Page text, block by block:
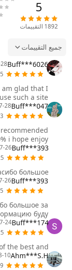
5
1892 التقييمات
جميع التقييمات
Buff***6026
am glad that I
such a site.
Buff***047
(UTC+0)
i hope enjoy
Buff***393
(UTC+0)
большое 🌥️🌥️🌥️🌥️
Buff***393
(UTC+0)
большое за
буду
Buff***174
(UTC+0)
the best and
Ahm***S.H
(UTC+0)